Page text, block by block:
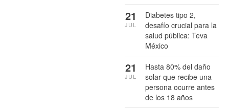
Diabetes tipo 2,
desafío crucial para la
salud pública: Teva
México
21
JUL
Hasta 80% del daño
solar que recibe una
persona ocurre antes
de los 18 años
21
JUL